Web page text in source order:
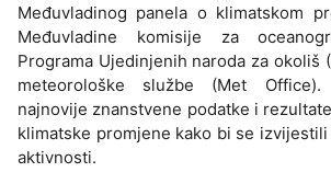
Međuvladinog panela o klimatskom
Međuvladine komisije za
Programa Ujedinjenih naroda za okoliš
meteorološke službe (Met
najnovije znanstvene podatke i
klimatske promjene kako bi se
aktivnosti.